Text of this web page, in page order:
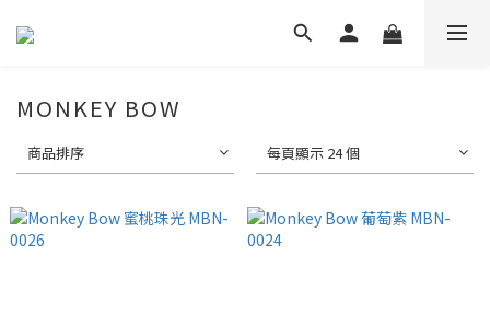
MONKEY BOW
商品排序 每頁顯示 24 個